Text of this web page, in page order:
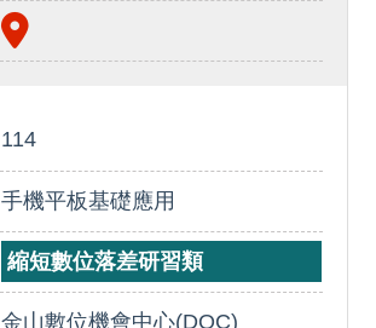
114
手機平板基礎應用
縮短數位落差研習類
金山數位機會中心(DOC)